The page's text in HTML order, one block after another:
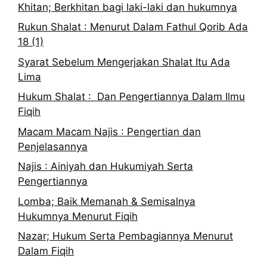
Khitan; Berkhitan bagi laki-laki dan hukumnya
Rukun Shalat : Menurut Dalam Fathul Qorib Ada
18 (1)
Syarat Sebelum Mengerjakan Shalat Itu Ada
Lima
Hukum Shalat : Dan Pengertiannya Dalam Ilmu
Fiqih
Macam Macam Najis : Pengertian dan
Penjelasannya
Najis : Ainiyah dan Hukumiyah Serta
Pengertiannya
Lomba; Baik Memanah & Semisalnya
Hukumnya Menurut Fiqih
Nazar; Hukum Serta Pembagiannya Menurut
Dalam Fiqih